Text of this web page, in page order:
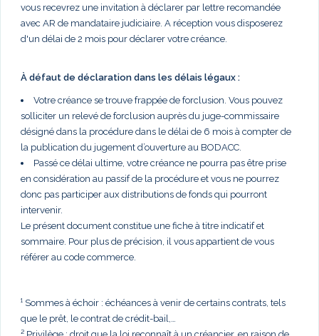
vous recevrez une invitation à déclarer par lettre recomandée
avec AR de mandataire judiciaire. A réception vous disposerez
d'un délai de 2 mois pour déclarer votre créance.
À défaut de déclaration dans les délais légaux :
Votre créance se trouve frappée de forclusion. Vous pouvez
solliciter un relevé de forclusion auprès du juge-commissaire
désigné dans la procédure dans le délai de 6 mois à compter de
la publication du jugement d’ouverture au BODACC.
Passé ce délai ultime, votre créance ne pourra pas être prise
en considération au passif de la procédure et vous ne pourrez
donc pas participer aux distributions de fonds qui pourront
intervenir.
Le présent document constitue une fiche à titre indicatif et
sommaire. Pour plus de précision, il vous appartient de vous
référer au code commerce.
¹ Sommes à échoir : échéances à venir de certains contrats, tels
que le prêt, le contrat de crédit-bail,…